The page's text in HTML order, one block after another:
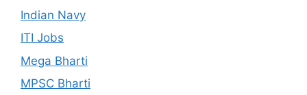
Indian Navy
ITI Jobs
Mega Bharti
MPSC Bharti